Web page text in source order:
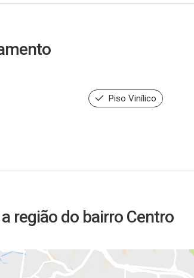
Piso Vinílico
região do bairro Centro